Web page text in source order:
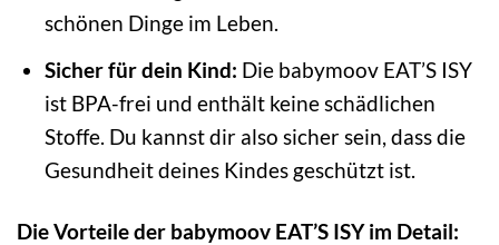
schönen Dinge im Leben.
Sicher für dein Kind: Die babymoov EAT’S ISY
ist BPA-frei und enthält keine schädlichen
Stoffe. Du kannst dir also sicher sein, dass die
Gesundheit deines Kindes geschützt ist.
Die Vorteile der babymoov EAT’S ISY im Detail: